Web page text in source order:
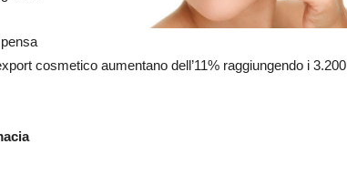
cosmetico aumentano dell’11% raggiungendo i 3.200